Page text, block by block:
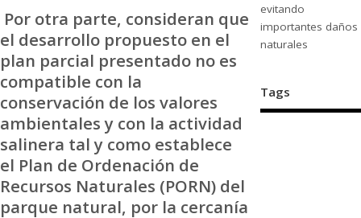
Por otra parte, consideran que
el desarrollo propuesto en el
plan parcial presentado no es
compatible con la
conservación de los valores
ambientales y con la actividad
salinera tal y como establece
el Plan de Ordenación de
Recursos Naturales (PORN) del
parque natural, por la cercanía
evitando
importantes daños
naturales
Tags